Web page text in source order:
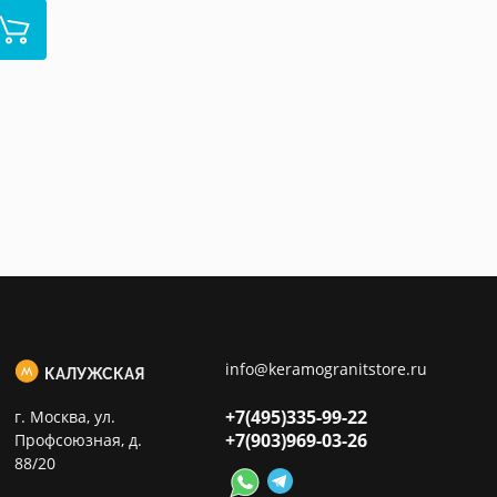
КАЛУЖСКАЯ
г. Москва, ул.
Профсоюзная, д.
88/20
info@keramogranitstore.ru
+7(495)335-99-22
+7(903)969-03-26